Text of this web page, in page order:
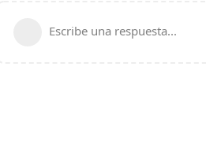
Escribe una respuesta...